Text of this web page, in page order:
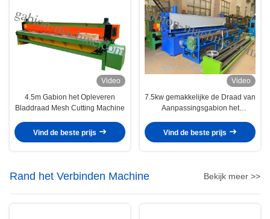
Video
4.5m Gabion het Opleveren
Bladdraad Mesh Cutting Machine
Vind de beste prijs
Video
7.5kw gemakkelijke de Draad van
Aanpassingsgabion het
geringe geluidssterkte
Vind de beste prijs
Rand het Verbinden Machine Bekijk meer >>